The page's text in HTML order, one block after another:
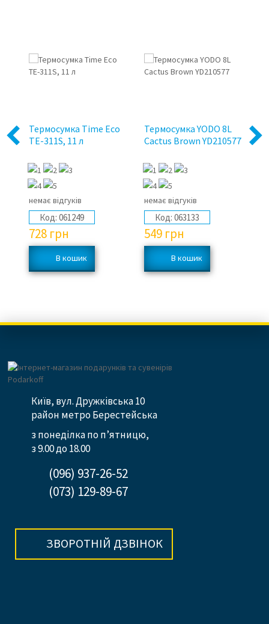
Previous
Термосумка Time Eco
TE-311S, 11 л
немає відгуків
Код: 061249
728 грн
Термосумка YODO 8L
Cactus Brown YD210577
немає відгуків
Код: 063133
549 грн
Next
Київ, вул. Дружківська 10
район метро Берестейська
з понеділка по п’ятницю,
з 9.00 до 18.00
(096) 937-26-52
(073) 129-89-67
ЗВОРОТНІЙ ДЗВІНОК